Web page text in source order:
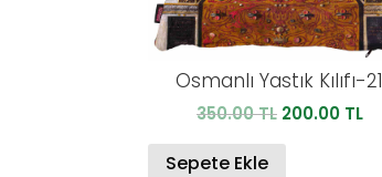
Osmanlı Yastık Kılıfı-21
350.00TL Orijinal
200.00 TLŞu
Sepete Ekle